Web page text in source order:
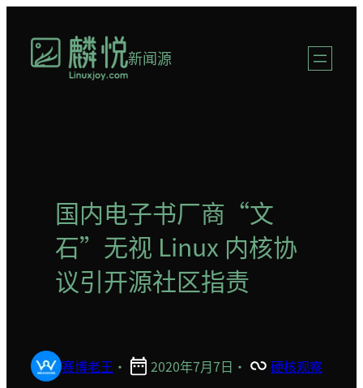
新闻源
国内电子书厂商“文
石”无视 Linux 内核协
议引开源社区指责
赛博老王 · 2020年7月7日 · 硬核观察